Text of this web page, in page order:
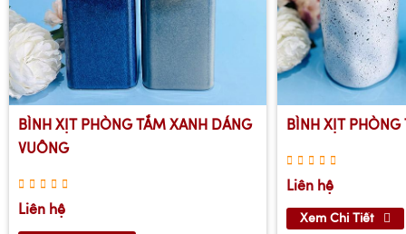
BÌNH XỊT PHÒNG TẮM XANH DÁNG
VUÔNG
Liên hệ
BÌNH XỊT PHÒNG
Liên hệ
Xem Chi Tiết